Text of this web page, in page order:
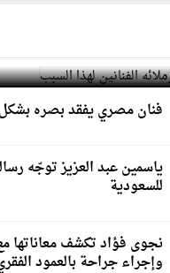
الفنانين لهذا السبب
فنان مصري يفقد بصره
ياسمين عبد العزيز توجّه
للسعودية
نجوى فؤاد تكشف معاناتها
وإجراء جراحة بالعمود